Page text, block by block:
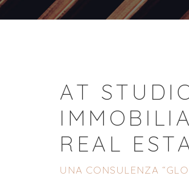
AT
REAL
UNA CONSULENZA